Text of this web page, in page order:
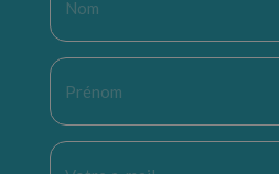
Prénom
E-